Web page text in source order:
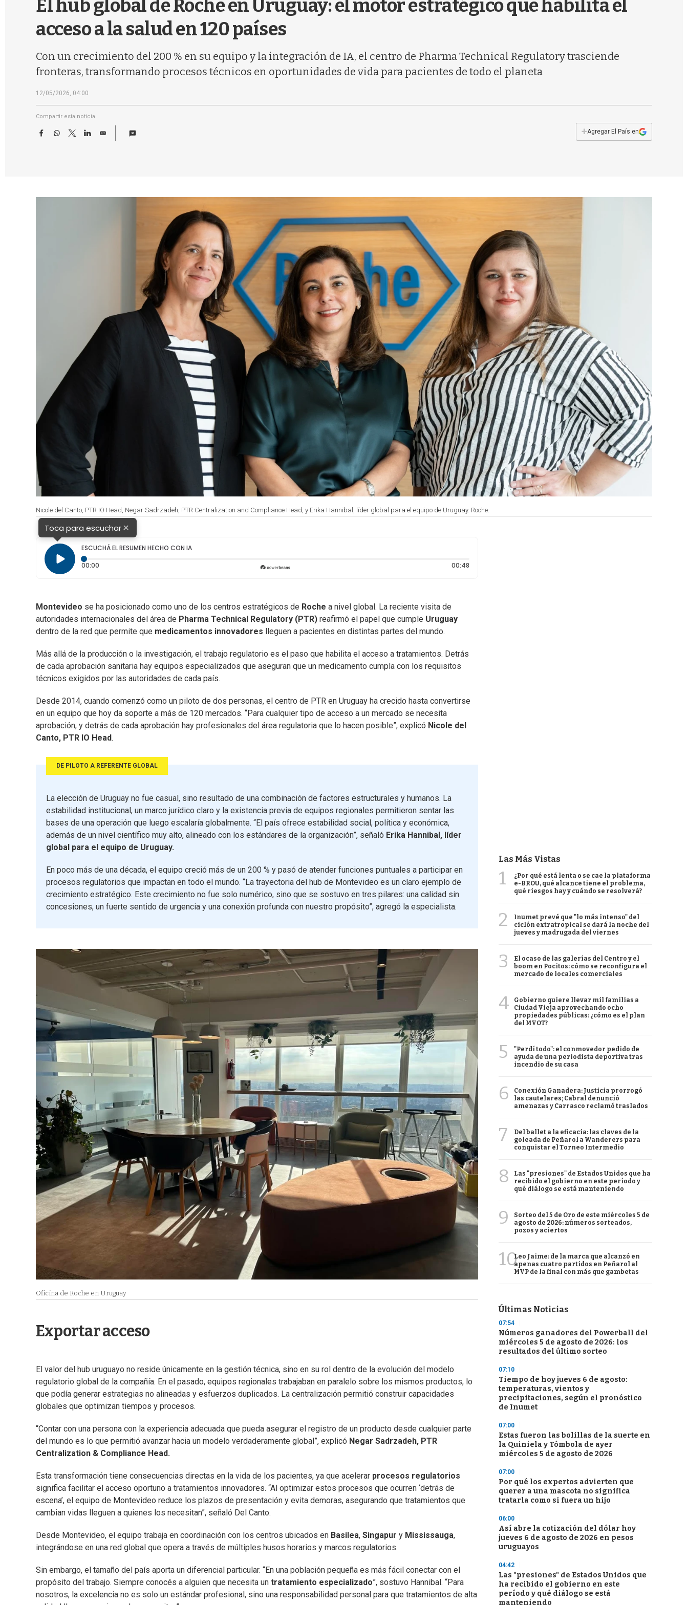
El hub global de Roche en Uruguay: el motor estratégico que habilita el
acceso a la salud en 120 países
Con un crecimiento del 200 % en su equipo y la integración de IA, el centro de Pharma Technical Regulatory trasciende
fronteras, transformando procesos técnicos en oportunidades de vida para pacientes de todo el planeta
12/05/2026, 04:00
Compartir esta noticia
F
W
T
w
L
E
+Agregar El País en
Nicole del Canto, PTR IO Head, Negar Sadrzadeh, PTR Centralization and Compliance Head, y Erika Hannibal, líder global para el equipo de Uruguay. Roche.
Toca para escuchar×
ESCUCHÁ EL RESUMEN HECHO CON IA
00:00
00:48Duración: 48 segundos
Montevideo se ha posicionado como uno de los centros estratégicos de Roche a nivel global. La reciente visita de
autoridades internacionales del área de Pharma Technical Regulatory (PTR) reafirmó el papel que cumple Uruguay
dentro de la red que permite que medicamentos innovadores lleguen a pacientes en distintas partes del mundo.
Más allá de la producción o la investigación, el trabajo regulatorio es el paso que habilita el acceso a tratamientos. Detrás
de cada aprobación sanitaria hay equipos especializados que aseguran que un medicamento cumpla con los requisitos
técnicos exigidos por las autoridades de cada país.
Desde 2014, cuando comenzó como un piloto de dos personas, el centro de PTR en Uruguay ha crecido hasta convertirse
en un equipo que hoy da soporte a más de 120 mercados. “Para cualquier tipo de acceso a un mercado se necesita
aprobación, y detrás de cada aprobación hay profesionales del área regulatoria que lo hacen posible”, explicó Nicole del
Canto, PTR IO Head.
DE PILOTO A REFERENTE GLOBAL
La elección de Uruguay no fue casual, sino resultado de una combinación de factores estructurales y humanos. La
estabilidad institucional, un marco jurídico claro y la existencia previa de equipos regionales permitieron sentar las
bases de una operación que luego escalaría globalmente. “El país ofrece estabilidad social, política y económica,
además de un nivel científico muy alto, alineado con los estándares de la organización”, señaló Erika Hannibal, líder
global para el equipo de Uruguay.
En poco más de una década, el equipo creció más de un 200 % y pasó de atender funciones puntuales a participar en
procesos regulatorios que impactan en todo el mundo. “La trayectoria del hub de Montevideo es un claro ejemplo de
crecimiento estratégico. Este crecimiento no fue solo numérico, sino que se sostuvo en tres pilares: una calidad sin
concesiones, un fuerte sentido de urgencia y una conexión profunda con nuestro propósito”, agregó la especialista.
Oficina de Roche en Uruguay
Exportar acceso
El valor del hub uruguayo no reside únicamente en la gestión técnica, sino en su rol dentro de la evolución del modelo
regulatorio global de la compañía. En el pasado, equipos regionales trabajaban en paralelo sobre los mismos productos, lo
que podía generar estrategias no alineadas y esfuerzos duplicados. La centralización permitió construir capacidades
globales que optimizan tiempos y procesos.
“Contar con una persona con la experiencia adecuada que pueda asegurar el registro de un producto desde cualquier parte
del mundo es lo que permitió avanzar hacia un modelo verdaderamente global”, explicó Negar Sadrzadeh, PTR
Centralization & Compliance Head.
Esta transformación tiene consecuencias directas en la vida de los pacientes, ya que acelerar procesos regulatorios
significa facilitar el acceso oportuno a tratamientos innovadores. “Al optimizar estos procesos que ocurren ‘detrás de
escena’, el equipo de Montevideo reduce los plazos de presentación y evita demoras, asegurando que tratamientos que
cambian vidas lleguen a quienes los necesitan”, señaló Del Canto.
Desde Montevideo, el equipo trabaja en coordinación con los centros ubicados en Basilea, Singapur y Mississauga,
integrándose en una red global que opera a través de múltiples husos horarios y marcos regulatorios.
Sin embargo, el tamaño del país aporta un diferencial particular. “En una población pequeña es más fácil conectar con el
propósito del trabajo. Siempre conocés a alguien que necesita un tratamiento especializado”, sostuvo Hannibal. “Para
nosotros, la excelencia no es solo un estándar profesional, sino una responsabilidad personal para que tratamientos de alta
Las Más Vistas
1
¿Por qué está lenta o se cae la plataforma
e-BROU, qué alcance tiene el problema,
qué riesgos hay y cuándo se resolverá?
2
Inumet prevé que "lo más intenso" del
ciclón extratropical se dará la noche del
jueves y madrugada del viernes
3
El ocaso de las galerías del Centro y el
boom en Pocitos: cómo se reconfigura el
mercado de locales comerciales
4
Gobierno quiere llevar mil familias a
Ciudad Vieja aprovechando ocho
propiedades públicas: ¿cómo es el plan
del MVOT?
5
"Perdí todo": el conmovedor pedido de
ayuda de una periodista deportiva tras
incendio de su casa
6
Conexión Ganadera: Justicia prorrogó
las cautelares; Cabral denunció
amenazas y Carrasco reclamó traslados
7
Del ballet a la eficacia: las claves de la
goleada de Peñarol a Wanderers para
conquistar el Torneo Intermedio
8
Las "presiones" de Estados Unidos que ha
recibido el gobierno en este período y
qué diálogo se está manteniendo
9
Sorteo del 5 de Oro de este miércoles 5 de
agosto de 2026: números sorteados,
pozos y aciertos
10Leo Jaime: de la marca que alcanzó en
apenas cuatro partidos en Peñarol al
MVP de la final con más que gambetas
Últimas Noticias
07:54
Números ganadores del Powerball del
miércoles 5 de agosto de 2026: los
resultados del último sorteo
07:10
Tiempo de hoy jueves 6 de agosto:
temperaturas, vientos y
precipitaciones, según el pronóstico
de Inumet
07:00
Estas fueron las bolillas de la suerte en
la Quiniela y Tómbola de ayer
miércoles 5 de agosto de 2026
07:00
Por qué los expertos advierten que
querer a una mascota no significa
tratarla como si fuera un hijo
06:00
Así abre la cotización del dólar hoy
jueves 6 de agosto de 2026 en pesos
uruguayos
04:42
Las "presiones" de Estados Unidos que
ha recibido el gobierno en este
período y qué diálogo se está
manteniendo